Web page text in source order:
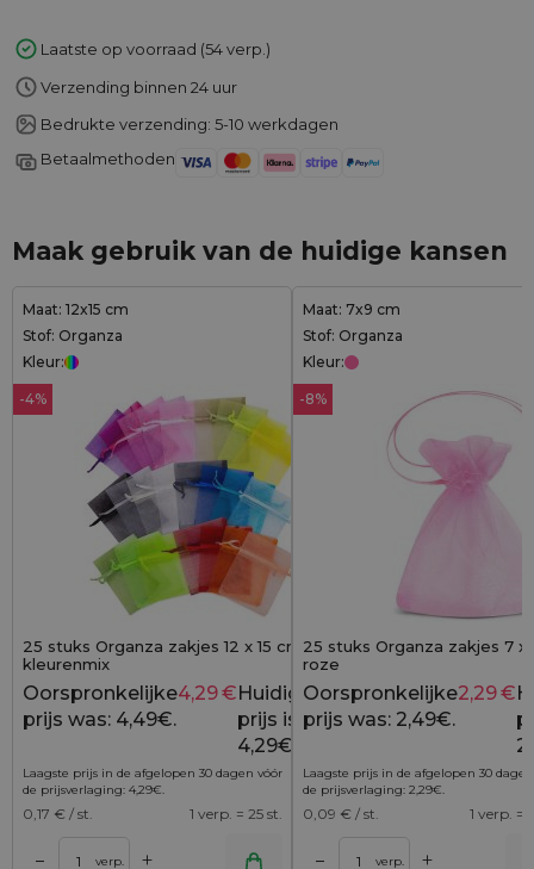
Laatste op voorraad (54 verp.)
Verzending binnen 24 uur
Bedrukte verzending: 5-10 werkdagen
Betaalmethoden
Maak gebruik van de huidige kansen
Maat: 12x15 cm
Stof: Organza
Kleur:
-4%
25 stuks Organza zakjes 12 x 15 cm -
kleurenmix
4,49 €
Oorspronkelijke
prijs was: 4,49€.
4,29€Huidige
prijs is:
4,29€.
Laagste prijs in de afgelopen 30 dagen vóór
de prijsverlaging: 4,29€.
0,17 € / st. 1 verp. = 25 st.
– verp. +
Maat: 7x9 cm
Stof: Organza
Kleur:
-8%
25 stuks Organza zakjes 7 x
roze
Oorspronkelijke
prijs was: 2,49€.
2,29€
Laagste prijs in de afgelopen 30
de prijsverlaging: 2,29€.
0,09 € / st. 1 verp. =
– verp. +
Toevoegen aan winkelwagen Toevoegen aan